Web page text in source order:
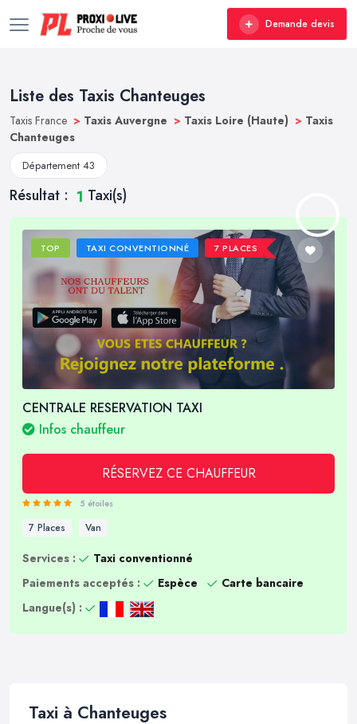
Demande devis
Liste des Taxis Chanteuges
Taxis France > Taxis Auvergne > Taxis Loire (Haute) > Taxis
Chanteuges
Département 43
Résultat : 1 Taxi(s)
TOP TAXI CONVENTIONNÉ 7 PLACES
CENTRALE RESERVATION TAXI
Infos chauffeur
RÉSERVEZ CE CHAUFFEUR
5 étoiles
7 Places Van
Services :
Taxi conventionné
Paiements acceptés :
Espèce
Carte bancaire
Langue(s) :
Taxi à Chanteuges